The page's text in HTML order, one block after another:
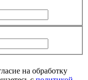
на обработку